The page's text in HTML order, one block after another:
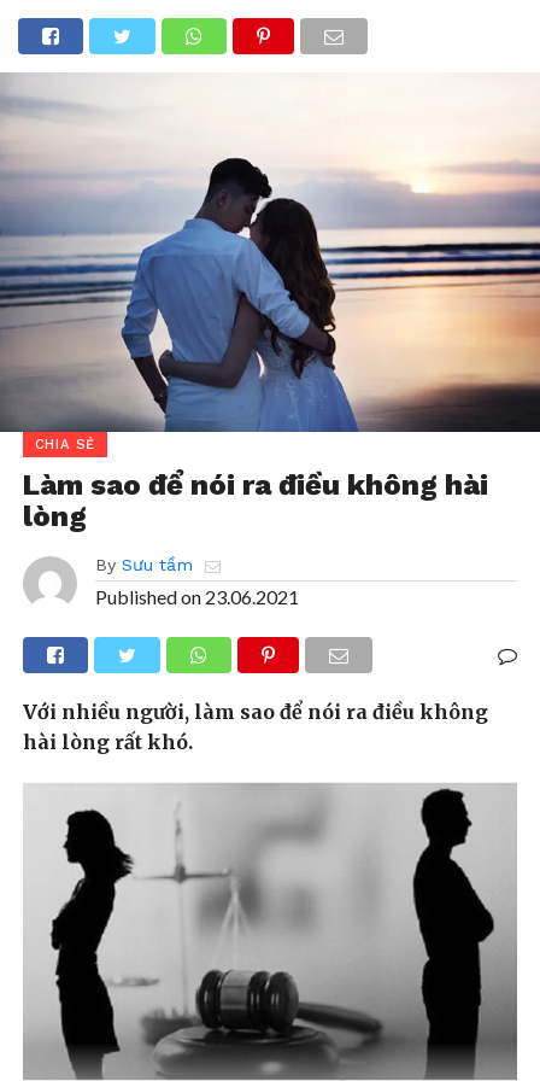
CHIA SẺ
Làm sao để nói ra điều không hài
lòng
By Sưu tầm
Published on 23.06.2021
Với nhiều người, làm sao để nói ra điều không
hài lòng rất khó.